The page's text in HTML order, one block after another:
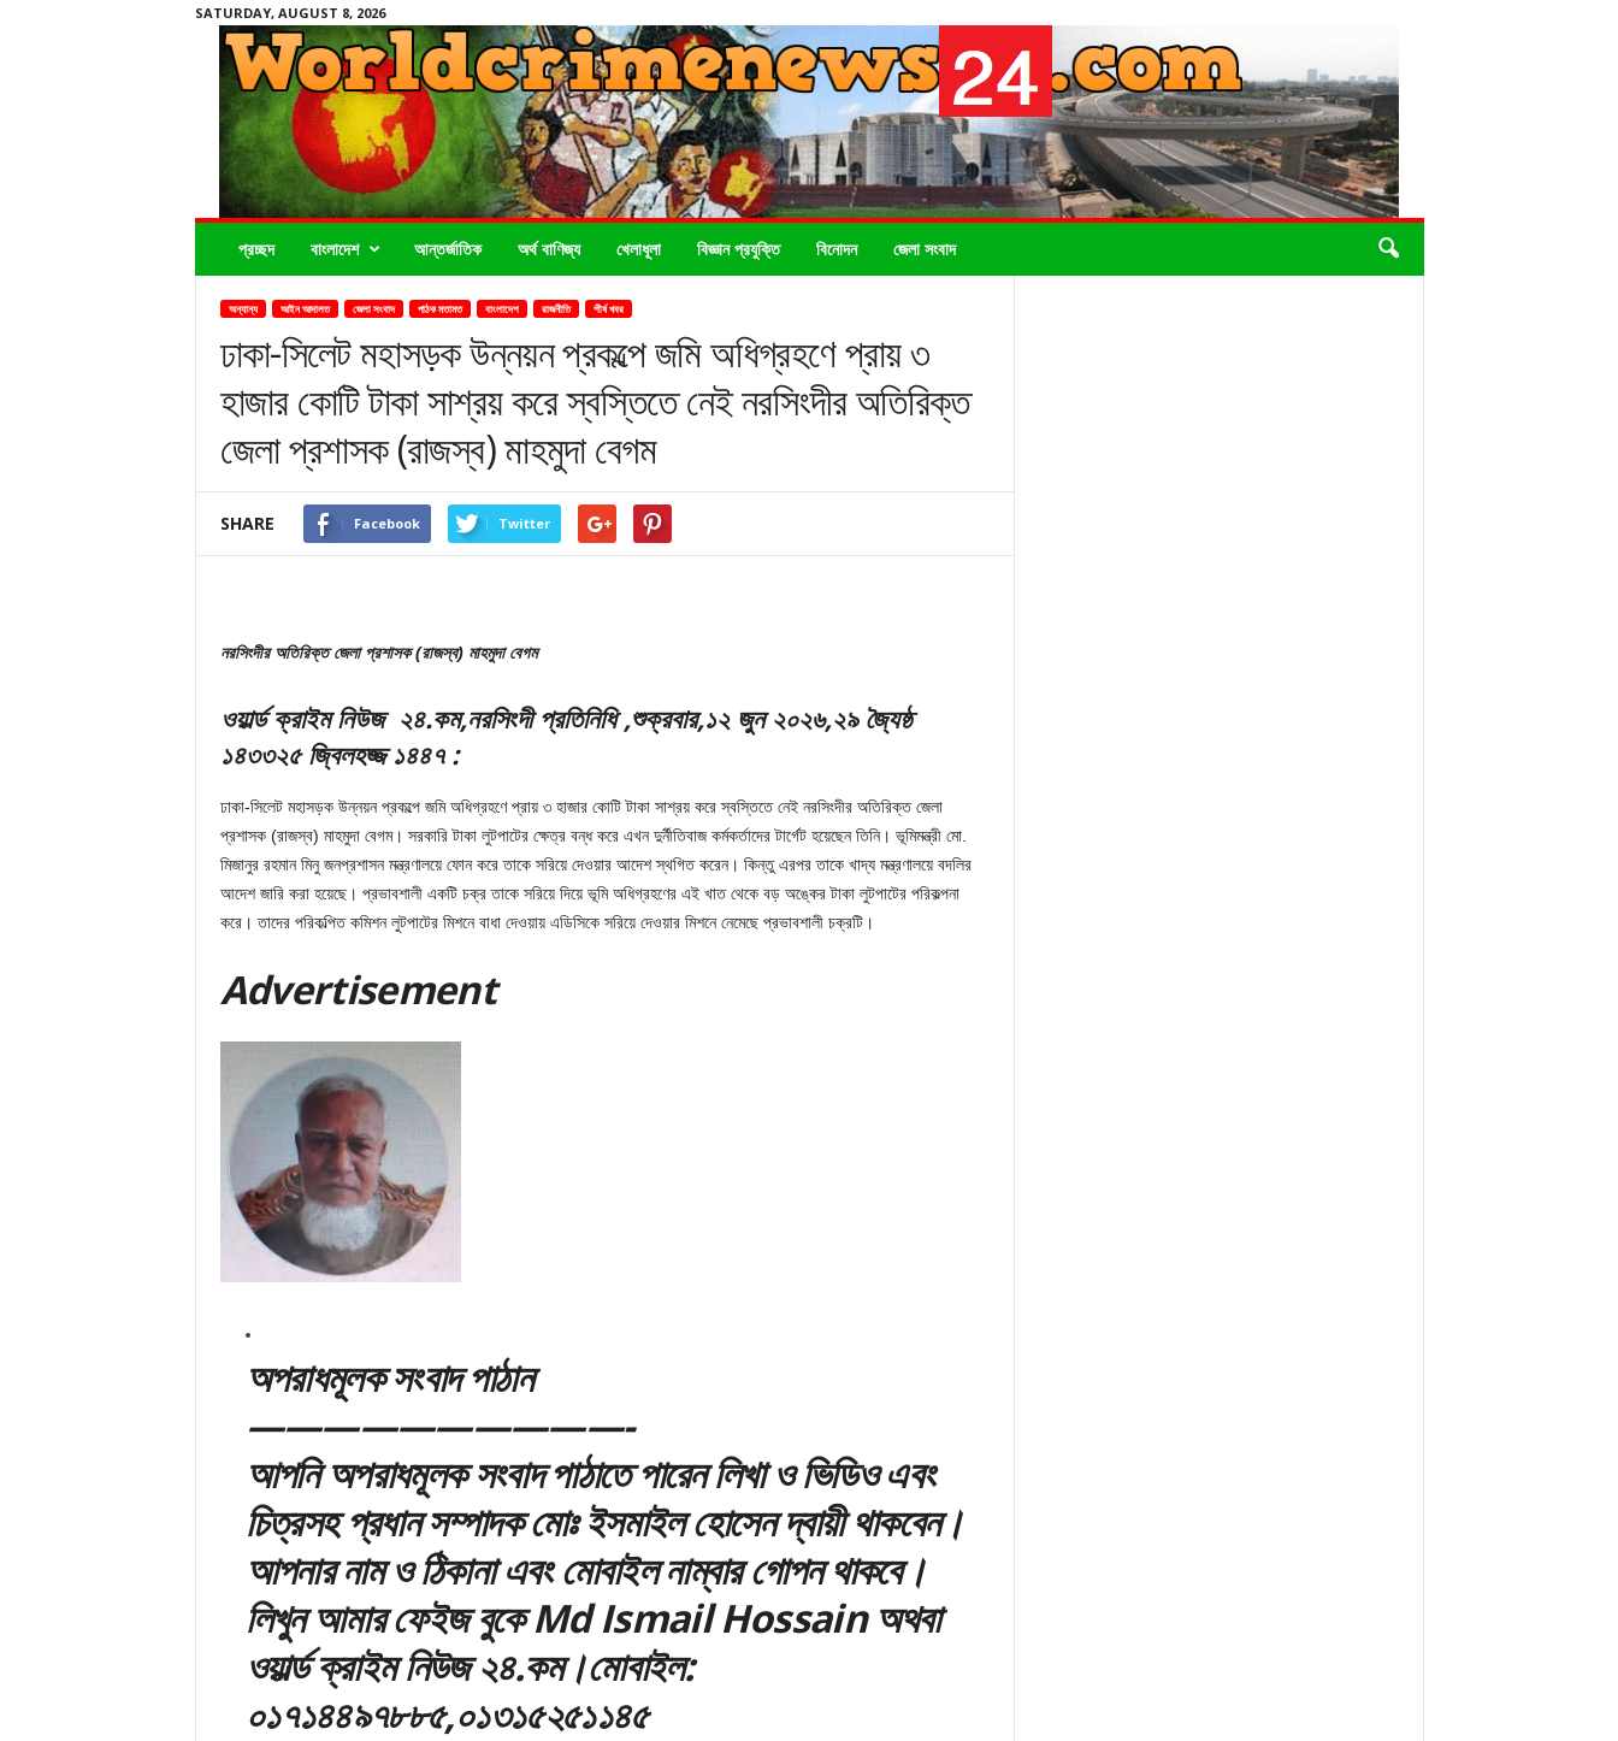
SATURDAY, AUGUST 8, 2026
প্রচ্ছদ বাংলাদেশ আন্তর্জাতিক অর্থ বাণিজ্য খেলাধূলা বিজ্ঞান প্রযুক্তি বিনোদন জেলা সংবাদ
অন্যান্য আইন আদালত জেলা সংবাদ পাঠক মতামত বাংলাদেশ রাজনীতি শীর্ষ খবর
ঢাকা-সিলেট মহাসড়ক উন্নয়ন প্রকল্পে জমি অধিগ্রহণে প্রায় ৩
হাজার কোটি টাকা সাশ্রয় করে স্বস্তিতে নেই নরসিংদীর অতিরিক্ত
জেলা প্রশাসক (রাজস্ব) মাহমুদা বেগম
SHARE Facebook Twitter
নরসিংদীর অতিরিক্ত জেলা প্রশাসক (রাজস্ব) মাহমুদা বেগম
ওয়ার্ল্ড ক্রাইম নিউজ ২৪.কম,নরসিংদী প্রতিনিধি ,শুক্রবার,১২ জুন ২০২৬,২৯ জ্যৈষ্ঠ
১৪৩৩২৫ জ্বিলহজ্জ ১৪৪৭:
ঢাকা-সিলেট মহাসড়ক উন্নয়ন প্রকল্পে জমি অধিগ্রহণে প্রায় ৩ হাজার কোটি টাকা সাশ্রয় করে স্বস্তিতে নেই নরসিংদীর অতিরিক্ত জেলা
প্রশাসক (রাজস্ব) মাহমুদা বেগম। সরকারি টাকা লুটপাটের ক্ষেত্র বন্ধ করে এখন দুর্নীতিবাজ কর্মকর্তাদের টার্গেট হয়েছেন তিনি। ভূমিমন্ত্রী মো.
মিজানুর রহমান মিনু জনপ্রশাসন মন্ত্রণালয়ে ফোন করে তাকে সরিয়ে দেওয়ার আদেশ স্থগিত করেন। কিন্তু এরপর তাকে খাদ্য মন্ত্রণালয়ে বদলির
আদেশ জারি করা হয়েছে। প্রভাবশালী একটি চক্র তাকে সরিয়ে দিয়ে ভূমি অধিগ্রহণের এই খাত থেকে বড় অঙ্কের টাকা লুটপাটের পরিকল্পনা
করে। তাদের পরিকল্পিত কমিশন লুটপাটের মিশনে বাধা দেওয়ায় এডিসিকে সরিয়ে দেওয়ার মিশনে নেমেছে প্রভাবশালী চক্রটি।
Advertisement
অপরাধমূলক সংবাদ পাঠান
——————————-
আপনি অপরাধমূলক সংবাদ পাঠাতে পারেন লিখা ও ভিডিও এবং
চিত্রসহ প্রধান সম্পাদক মোঃ ইসমাইল হোসেন দ্বায়ী থাকবেন।
আপনার নাম ও ঠিকানা এবং মোবাইল নাম্বার গোপন থাকবে।
লিখুন আমার ফেইজ বুকে Md Ismail Hossain অথবা
ওয়ার্ল্ড ক্রাইম নিউজ ২৪.কম।মোবাইল:
০১৭১৪৪৯৭৮৮৫,০১৩১৫২৫১১৪৫